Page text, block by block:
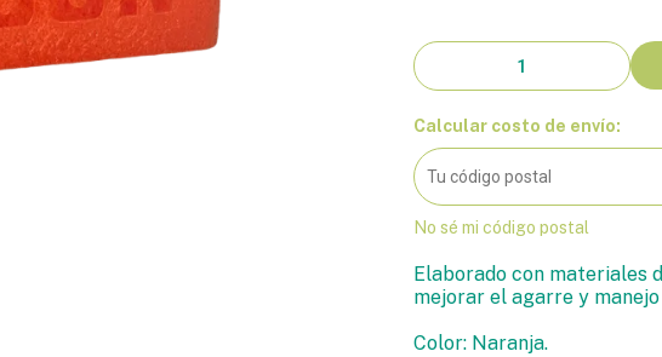
Calcular costo de envío:
No sé mi código postal
Elaborado con materiales
mejorar el agarre y
Color: Naranja.